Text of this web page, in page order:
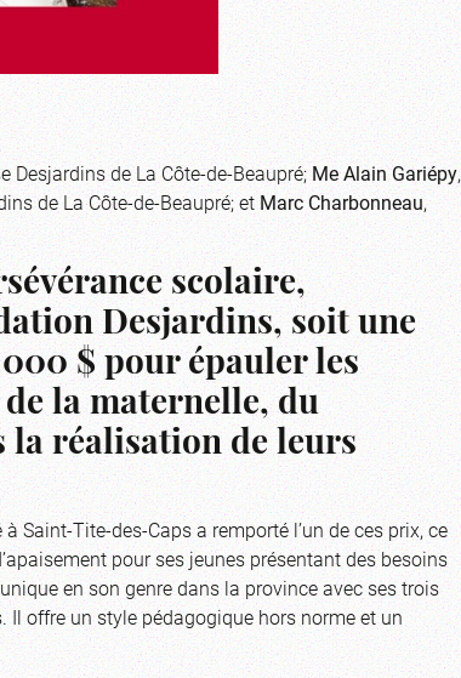
Desjardins de La Côte-de-Beaupré;Me Alain Gariépy,
de La Côte-de-Beaupré; etMarc Charbonneau,
scolaire,
Desjardins, soit une
$ pour épauler les
la maternelle, du
la réalisation de leurs
Saint-Tite-des-Caps a remporté l’un de ces prix, ce
pour ses jeunes présentant des besoins
en son genre dans la province avec ses trois
Il offre un style pédagogique hors norme et un